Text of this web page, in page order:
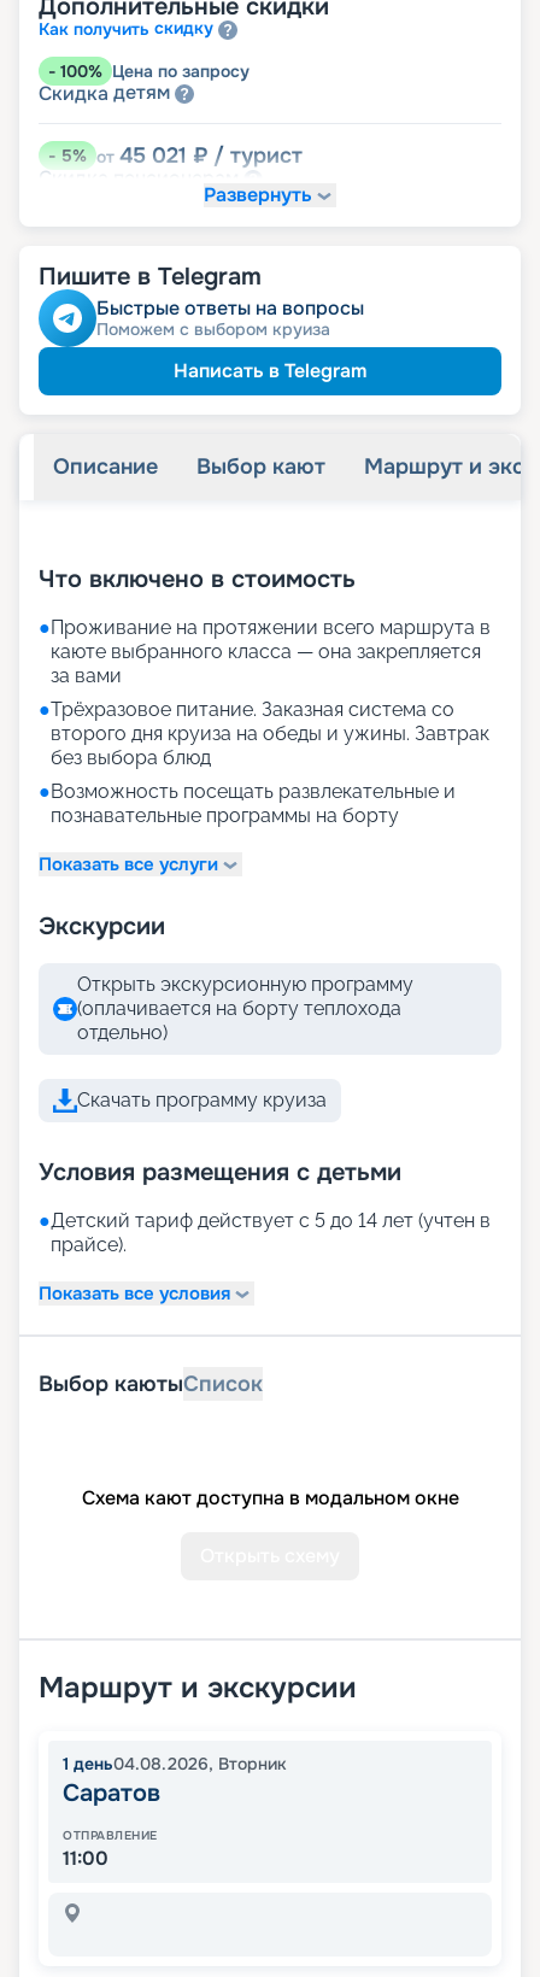
Дополнительные скидки
Как получить скидку
- 100% Цена по запросу
Скидка детям
-5% от 45 021 ₽ / турист
Скидка
Развернуть
Пишите в Telegram
Быстрые ответы на вопросы
Поможем с выбором круиза
Написать в Telegram
Описание Выбор кают Маршрут и
Что включено в стоимость
●Проживание на протяжении всего маршрута в
каюте выбранного класса — она закрепляется
за вами
●Трёхразовое питание. Заказная система со
второго дня круиза на обеды и ужины. Завтрак
без выбора блюд
●Возможность посещать развлекательные и
познавательные программы на борту
Показать все услуги
Экскурсии
Открыть экскурсионную программу
(оплачивается на борту теплохода
отдельно)
Скачать программу круиза
Условия размещения с детьми
●Детский тариф действует с 5 до 14 лет (учтен в
прайсе).
Показать все условия
Выбор каютыСписок
Схема кают доступна в модальном окне
Маршрут и экскурсии
1 день04.08.2026, Вторник
Саратов
ОТПРАВЛЕНИЕ
11:00